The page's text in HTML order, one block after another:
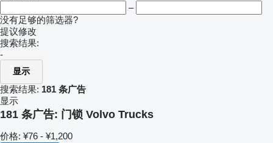
–
没有足够的筛选器?
提议修改
搜索结果:
-
显示
搜索结果: 181 条广告
显示
181 条广告: 门锁 Volvo Trucks
价格: ¥76 - ¥1,200